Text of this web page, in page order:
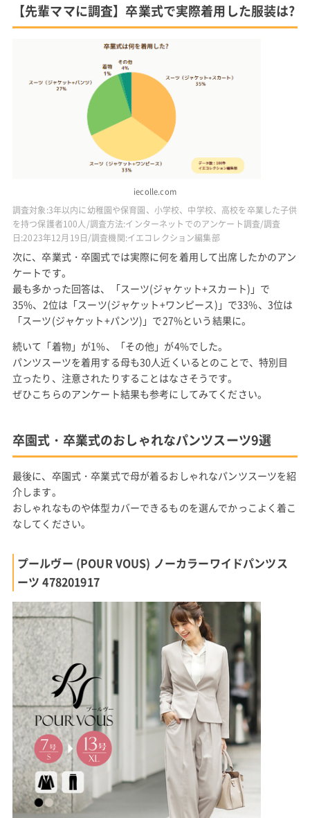
【先輩ママに調査】卒業式で実際着用した服装は?
iecolle.com
調査対象:3年以内に幼稚園や保育園、小学校、中学校、高校を卒業した子供
を持つ保護者100人/調査方法:インターネットでのアンケート調査/調査
日:2023年12月19日/調査機関:イエコレクション編集部
次に、卒業式・卒園式では実際に何を着用して出席したかのアン
ケートです。
最も多かった回答は、「スーツ(ジャケット+スカート)」で
35%、2位は「スーツ(ジャケット+ワンピース)」で33%、3位は
「スーツ(ジャケット+パンツ)」で27%という結果に。
続いて「着物」が1%、「その他」が4%でした。
パンツスーツを着用する母も30人近くいるとのことで、特別目
立ったり、注意されたりすることはなさそうです。
ぜひこちらのアンケート結果も参考にしてみてください。
卒園式・卒業式のおしゃれなパンツスーツ9選
最後に、卒園式・卒業式で母が着るおしゃれなパンツスーツを紹
介します。
おしゃれなものや体型カバーできるものを選んでかっこよく着こ
なしてください。
プールヴー (POUR VOUS) ノーカラーワイドパンツス
ーツ 478201917